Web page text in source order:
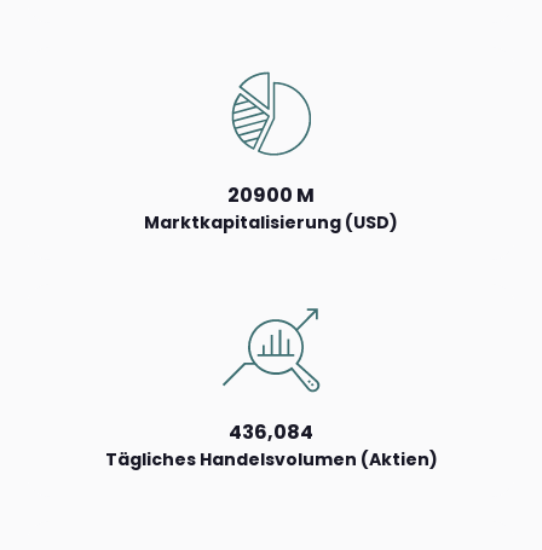
20900 M
Marktkapitalisierung (USD)
436,084
Tägliches Handelsvolumen (Aktien)